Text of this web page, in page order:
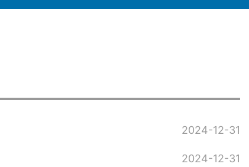
2024-12-31
2024-12-31